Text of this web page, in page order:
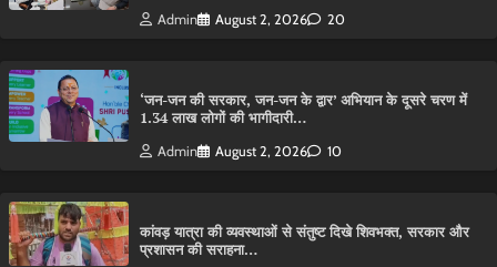
Admin August 2, 2026 20
‘जन-जन की सरकार, जन-जन के द्वार’ अभियान के दूसरे चरण में
1.34 लाख लोगों की भागीदारी…
Admin August 2, 2026 10
कांवड़ यात्रा की व्यवस्थाओं से संतुष्ट दिखे शिवभक्त, सरकार और
प्रशासन की सराहना…